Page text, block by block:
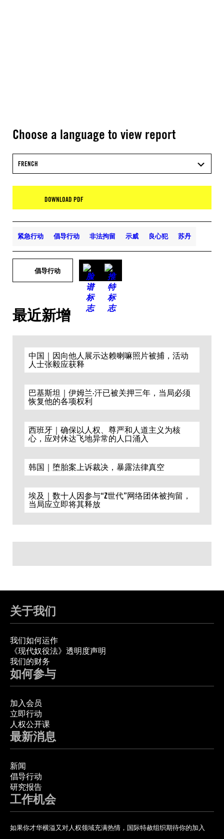
Choose a language to view report
FRENCH
DOWNLOAD PDF
紧急行动 倡导行动 非法拘留 示威 良心犯 苏丹
倡导行动
最近新增
中国｜因向他人展示达赖喇嘛照片被捕，活动
人士张毅应获释
巴基斯坦｜伊姆兰·汗已被关押三年，当局必须
恢复他的各项权利
西班牙｜确保以人权、尊严和人道主义为核
心，应对休达飞地异常的人口涌入
韩国｜堕胎案上诉裁决，暴露法律真空
埃及｜数十人因参与“Z世代”网络团体被拘留，
当局应立即将其释放
关于我们
我们如何运作
《现代奴役法》透明度声明
我们的财务
如何参与
加入会员
立即行动
人权公开课
最新消息
新闻
倡导行动
研究报告
工作机会
如果你才华横溢又对人权领域充满热情，国际特赦组织期待你的加入